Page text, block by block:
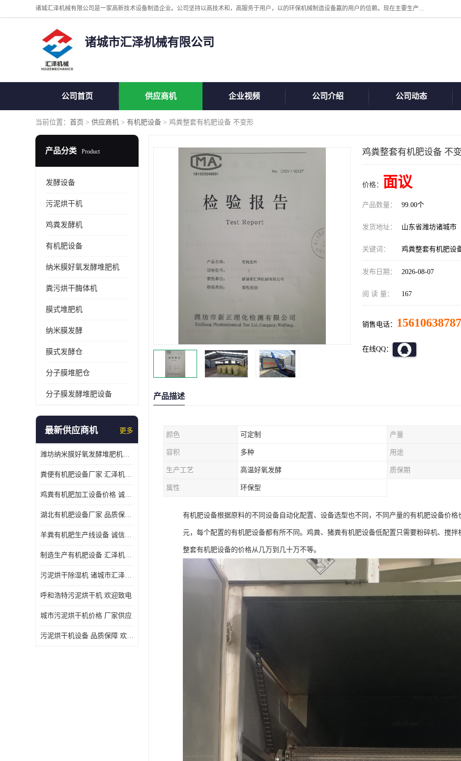
诸城汇泽机械有限公司是一家高新技术设备制造企业。公司坚持以高技术和，高服务于用户，以的环保机械制造设备赢的用户的信赖。现在主要生产死亡畜禽无害化处理和立式和卧式有机肥设备，搅拌机，烘干机，高温发酵机等。污水处理设备，固液分离机。气浮机，化制机等。公司秉承品质，用户至上，科技创新的经营理。
诸城市汇泽机械有限公司
公司首页 供应商机 企业视频 公司介绍 公司动态
当前位置： 首页 > 供应商机 > 有机肥设备 > 鸡粪整套有机肥设备 不变形
产品分类 Product
发酵设备
污泥烘干机
鸡粪发酵机
有机肥设备
纳米膜好氧发酵堆肥机
粪污烘干酶体机
膜式堆肥机
纳米膜发酵
膜式发酵仓
分子膜堆肥仓
分子膜发酵堆肥设备
最新供应商机 更多
潍坊纳米膜好氧发酵堆肥机定制
粪便有机肥设备厂家 汇泽机械 免费报价
鸡粪有机肥加工设备价格 诚信卖家 致电了解
湖北有机肥设备厂家 品质保障 欢迎咨询
羊粪有机肥生产线设备 诚信卖家 致电了解
制造生产有机肥设备 汇泽机械 免费报价
污泥烘干除湿机 诸城市汇泽机械有限公司
呼和浩特污泥烘干机 欢迎致电
城市污泥烘干机价格 厂家供应
污泥烘干机设备 品质保障 欢迎咨询
鸡粪整套有机肥设备 不
价格： 面议
产品数量： 99.00个
发货地址： 山东省潍坊诸城市
关键词： 鸡粪整套有机肥设
发布日期： 2026-08-07
阅 读 量： 167
销售电话： 15610638787
在线QQ：
产品描述
颜色 可定制 产量
容积 多种 用途
生产工艺 高温好氧发酵 质保期
属性 环保型
有机肥设备根据原料的不同设备自动化配置、设备选型也不同，不同产量的有机肥设备价格
元，每个配置的有机肥设备都有所不同。鸡粪、猪粪有机肥设备低配置只需要粉碎机、搅
整套有机肥设备的价格从几万到几十万不等。